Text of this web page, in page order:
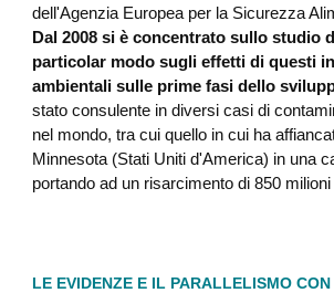
dell'Agenzia Europea per la Sicurezza
Dal 2008 si è concentrato sullo studio
particolar modo sugli effetti di questi
ambientali sulle prime fasi dello
stato consulente in diversi casi di
nel mondo, tra cui quello in cui ha
Minnesota (Stati Uniti d'America) in una
portando ad un risarcimento di 850 milioni
LE EVIDENZE E IL PARALLELISMO CON